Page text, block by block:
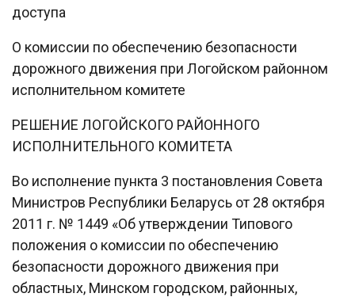
доступа
О комиссии по обеспечению безопасности
дорожного движения при Логойском районном
исполнительном комитете
РЕШЕНИЕ ЛОГОЙСКОГО РАЙОННОГО
ИСПОЛНИТЕЛЬНОГО КОМИТЕТА
Во исполнение пункта 3 постановления Совета
Министров Республики Беларусь от 28 октября
2011 г. № 1449 «Об утверждении Типового
положения о комиссии по обеспечению
безопасности дорожного движения при
областных, Минском городском, районных,